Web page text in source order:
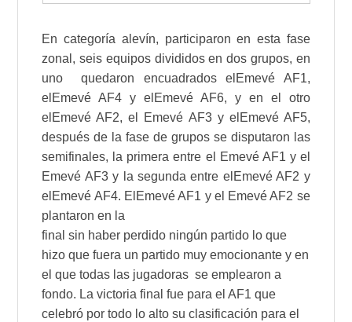
En categoría alevín, participaron en esta fase
zonal, seis equipos divididos en dos grupos, en
uno quedaron encuadrados elEmevé AF1,
elEmevé AF4 y elEmevé AF6, y en el otro
elEmevé AF2, el Emevé AF3 y elEmevé AF5,
después de la fase de grupos se disputaron las
semifinales, la primera entre el Emevé AF1 y el
Emevé AF3 y la segunda entre elEmevé AF2 y
elEmevé AF4. ElEmevé AF1 y el Emevé AF2 se
plantaron en la
final sin haber perdido ningún partido lo que
hizo que fuera un partido muy emocionante y en
el que todas las jugadoras se emplearon a
fondo. La victoria final fue para el AF1 que
celebró por todo lo alto su clasificación para el